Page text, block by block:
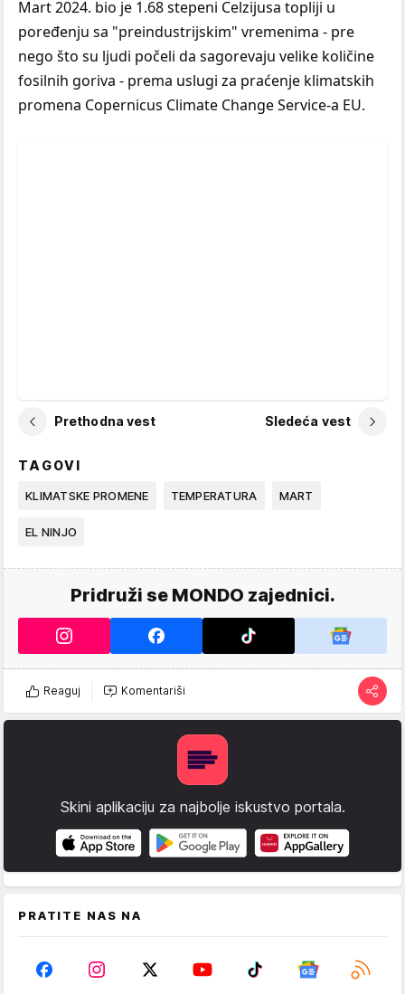
Mart 2024. bio je 1.68 stepeni Celzijusa topliji u
poređenju sa "preindustrijskim" vremenima - pre
nego što su ljudi počeli da sagorevaju velike količine
fosilnih goriva - prema uslugi za praćenje klimatskih
promena Copernicus Climate Change Service-a EU.
Prethodna vest Sledeća vest
TAGOVI
KLIMATSKE PROMENE TEMPERATURA MART
EL NINJO
Pridruži se MONDO zajednici.
Reaguj Komentariši
Skini aplikaciju za najbolje iskustvo portala.
PRATITE NAS NA